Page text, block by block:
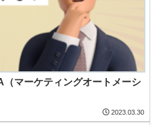
（マーケティングオートメーシ
2023.03.30